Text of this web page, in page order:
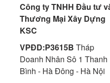
Công ty TNHH Đầu tư
Thương Mại Xây Dựng
KSC
VPĐD:P3615B Tháp
Doanh Nhân Sô 1 Thanh
Bình - Hà Đông - Hà Nội